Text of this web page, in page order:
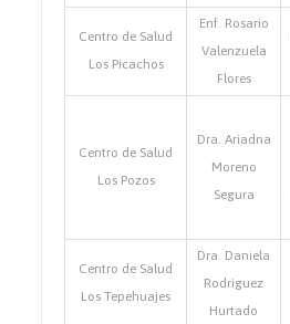
Centro de Salud
Los Picachos
Enf. Rosario
Valenzuela
Flores
Centro de Salud
Los Pozos
Dra. Ariadna
Moreno
Segura
Centro de Salud
Los Tepehuajes
Dra. Daniela
Rodriguez
Hurtado